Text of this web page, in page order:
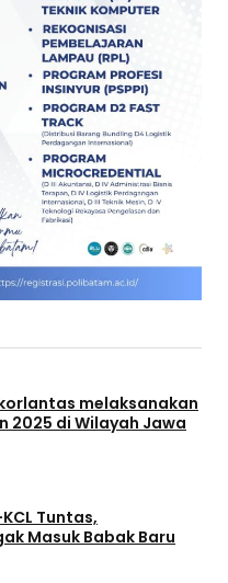
melaksanakan
2025 di Wilayah Jawa
Tuntas,
Masuk Babak Baru